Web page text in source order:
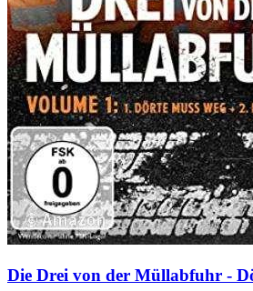
Die Drei von der Müllabfuhr -